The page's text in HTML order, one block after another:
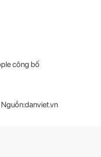
công bố
Nguồn:danviet.vn